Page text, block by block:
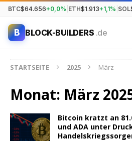
BTC$64.656+0,0% ETH$1.913+1,1% SOL
B BLOCK-BUILDERS .de
STARTSEITE 2025 März
Monat: März
Bitcoin kratzt an
und ADA unter